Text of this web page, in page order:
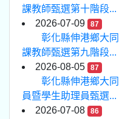
課教師甄選第十階段...
2026-07-09
87
彰化縣伸港鄉大
課教師甄選第九階段...
2026-08-05
87
彰化縣伸港鄉大
員暨學生助理員甄選...
2026-07-08
86